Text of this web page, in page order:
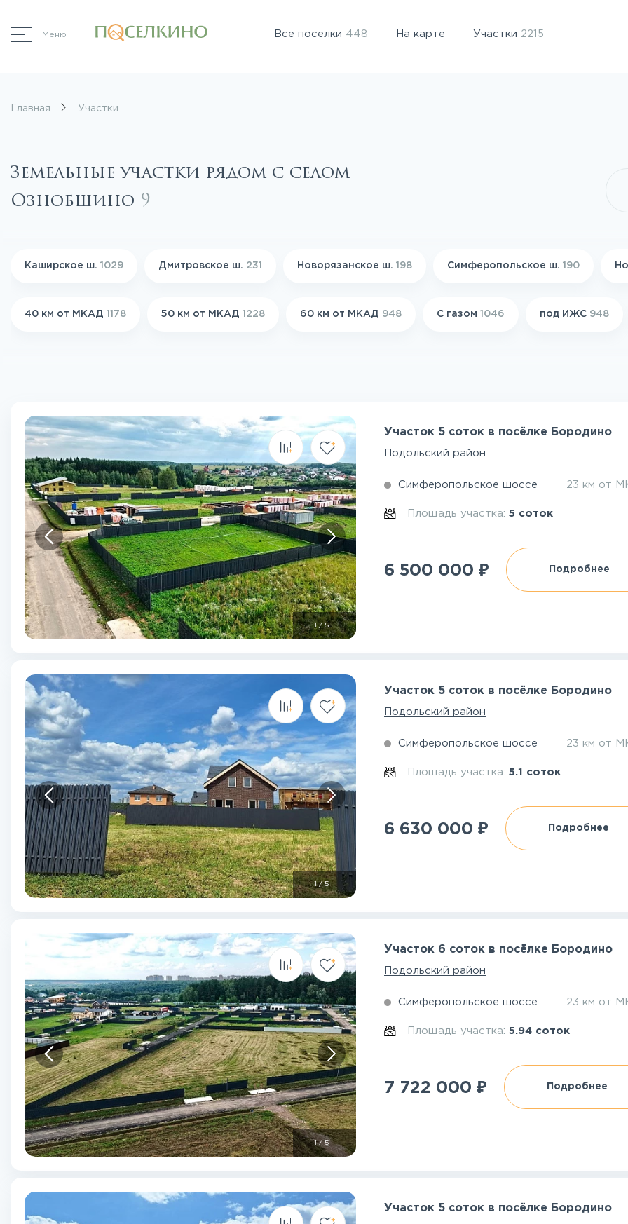
Меню Все поселки 448 На карте Участки 2215
Главная Участки
Земельные участки рядом с селом
Ознобшино 9
Каширское ш. 1029 Дмитровское ш. 231 Новорязанское ш. 198 Симферопольское ш. 190
40 км от МКАД 1178 50 км от МКАД 1228 60 км от МКАД 948 С газом 1046 под ИЖС 948
1 /5
Участок 5 соток в посёлке Бородино
Подольский район
Симферопольское шоссе 23 км от
Площадь участка:5 соток
6 500 000 ₽ Подробнее
1/5
Участок 5 соток в посёлке Бородино
Подольский район
Симферопольское шоссе 23 км от
Площадь участка:5.1 соток
6 630 000 ₽ Подробнее
1/5
Участок 6 соток в посёлке Бородино
Подольский район
Симферопольское шоссе 23 км от
Площадь участка:5.94 соток
7 722 000 ₽ Подробнее
Участок 5 соток в посёлке Бородино